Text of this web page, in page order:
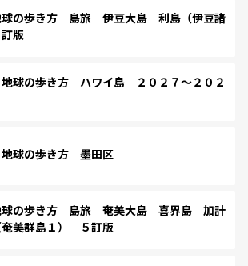
の歩き方 島旅 伊豆大島 利島（伊豆諸
版
球の歩き方 ハワイ島 ２０２７～２０２
球の歩き方 墨田区
の歩き方 島旅 奄美大島 喜界島 加計
奄美群島１） ５訂版